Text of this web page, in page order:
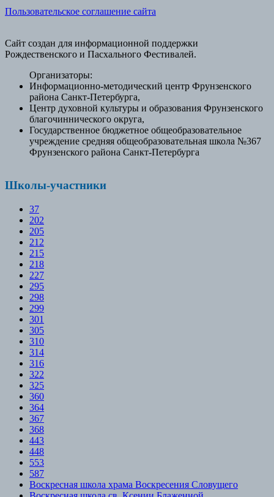
Пользовательское соглашение сайта
Сайт создан для информационной поддержки
Рождественского и Пасхального Фестивалей.
Организаторы:
Информационно-методический центр Фрунзенского
района Санкт-Петербурга,
Центр духовной культуры и образования Фрунзенского
благочиннического округа,
Государственное бюджетное общеобразовательное
учреждение средняя общеобразовательная школа №367
Фрунзенского района Санкт-Петербурга
Школы-участники
37
202
205
212
215
218
227
295
298
299
301
305
310
314
316
322
325
360
364
367
368
443
448
553
587
Воскресная школа храма Воскресения Словущего